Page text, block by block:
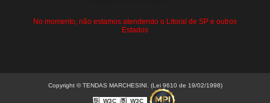
No momento, não estamos atendendo o Litoral de SP e outros
Estados
Copyright © TENDAS MARCHESINI. (Lei 9610 de 19/02/1998)
W3C W3C